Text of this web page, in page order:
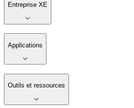
Entreprise XE
Applications
Outils et ressources